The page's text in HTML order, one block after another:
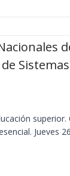
Jueves